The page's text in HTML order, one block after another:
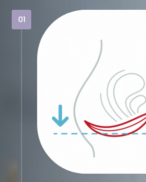
01